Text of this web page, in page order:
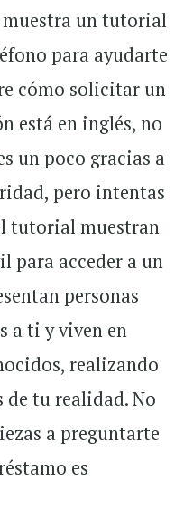
un tutorial
para ayudarte
cómo solicitar un
está en inglés, no
un poco gracias a
pero intentas
tutorial muestran
para acceder a un
personas
a ti y viven en
realizando
de tu realidad. No
a preguntarte
es